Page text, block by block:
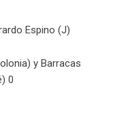
Espino (J)
y Barracas
0